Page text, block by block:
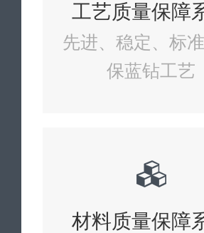
工艺质量保障
先进、稳定、标
保蓝钻工艺
材料质量保障